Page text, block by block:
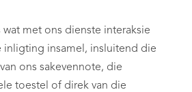
wat met ons dienste interaksie
inligting insamel, insluitend die
ons sakevennote, die
toestel of direk van die